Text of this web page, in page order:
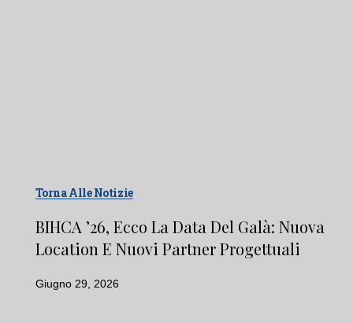
Torna Alle Notizie
BIHCA ’26, Ecco La Data Del Galà: Nuova
Location E Nuovi Partner Progettuali
Giugno 29, 2026